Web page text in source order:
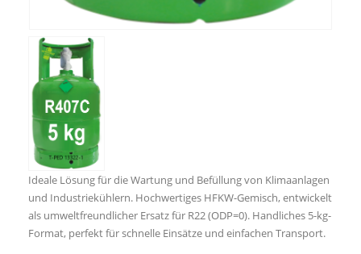
Ideale Lösung für die Wartung und Befüllung von Klimaanlagen
und Industriekühlern. Hochwertiges HFKW-Gemisch, entwickelt
als umweltfreundlicher Ersatz für R22 (ODP=0). Handliches 5-kg-
Format, perfekt für schnelle Einsätze und einfachen Transport.